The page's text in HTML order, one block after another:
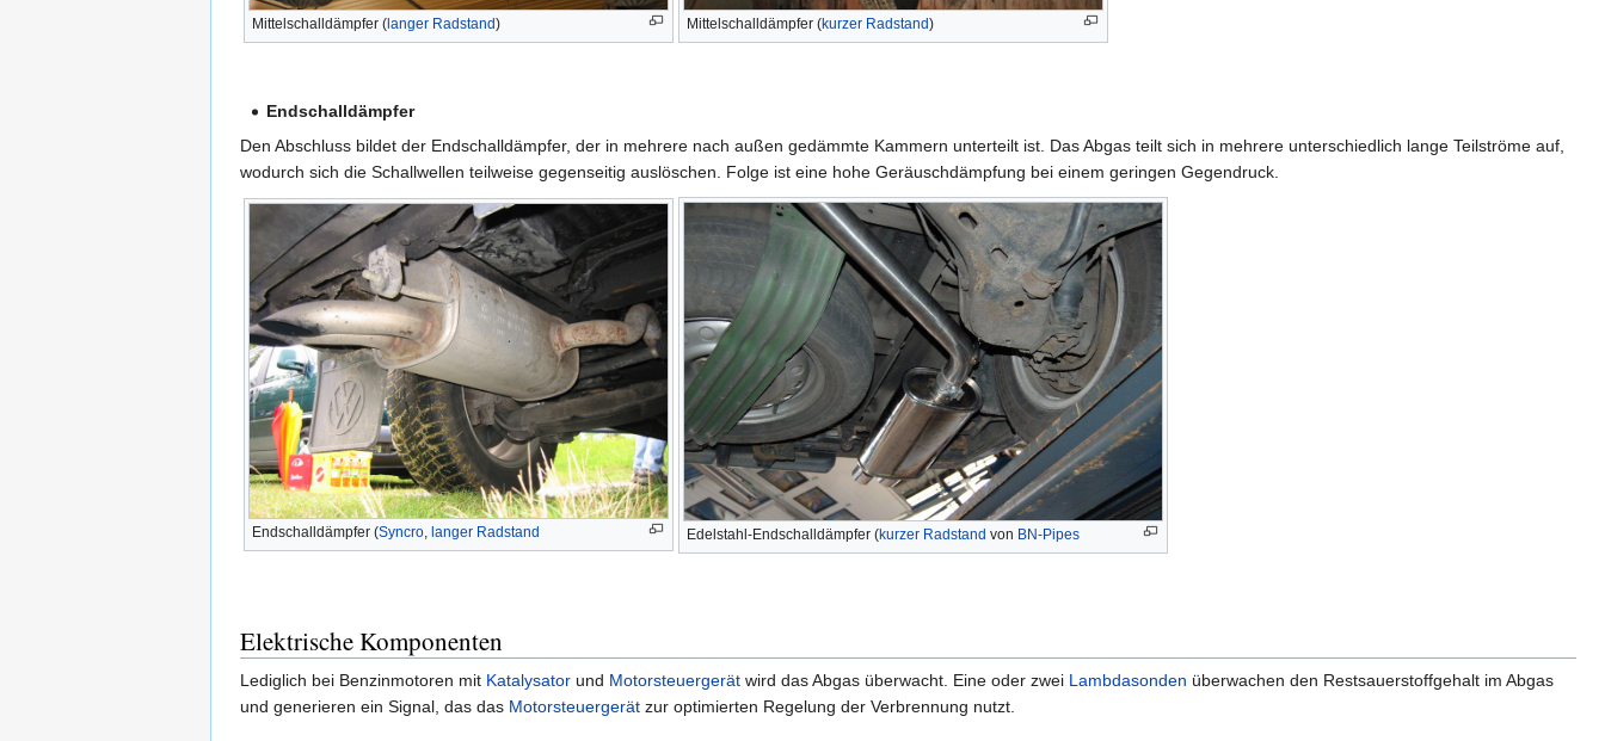
Mittelschalldämpfer (langer Radstand) Mittelschalldämpfer (kurzer Radstand)
Endschalldämpfer
Den Abschluss bildet der Endschalldämpfer, der in mehrere nach außen gedämmte Kammern unterteilt ist. Das Abgas teilt sich in mehrere unterschiedlich lange Teilströme auf,
wodurch sich die Schallwellen teilweise gegenseitig auslöschen. Folge ist eine hohe Geräuschdämpfung bei einem geringen Gegendruck.
Endschalldämpfer (Syncro langer Radstand Edelstahl-Endschalldämpfer (kurzer Radstand von BN-Pipes
Elektrische Komponenten
Lediglich bei Benzinmotoren mit Katalysator und Motorsteuergerät wird das Abgas überwacht. Eine oder zwei Lambdasonden überwachen den Restsauerstoffgehalt im Abgas
und generieren ein Signal, das das Motorsteuergerät zur optimierten Regelung der Verbrennung nutzt.